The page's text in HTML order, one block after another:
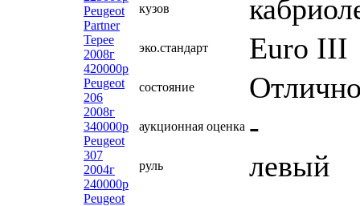
Peugeot
Partner
Tepee
2008г
420000р
Peugeot
206
2008г
340000р
Peugeot
307
2004г
240000р
Peugeot
кузов
эко.стандарт Euro III
состояние
аукционная оценка -
руль левый